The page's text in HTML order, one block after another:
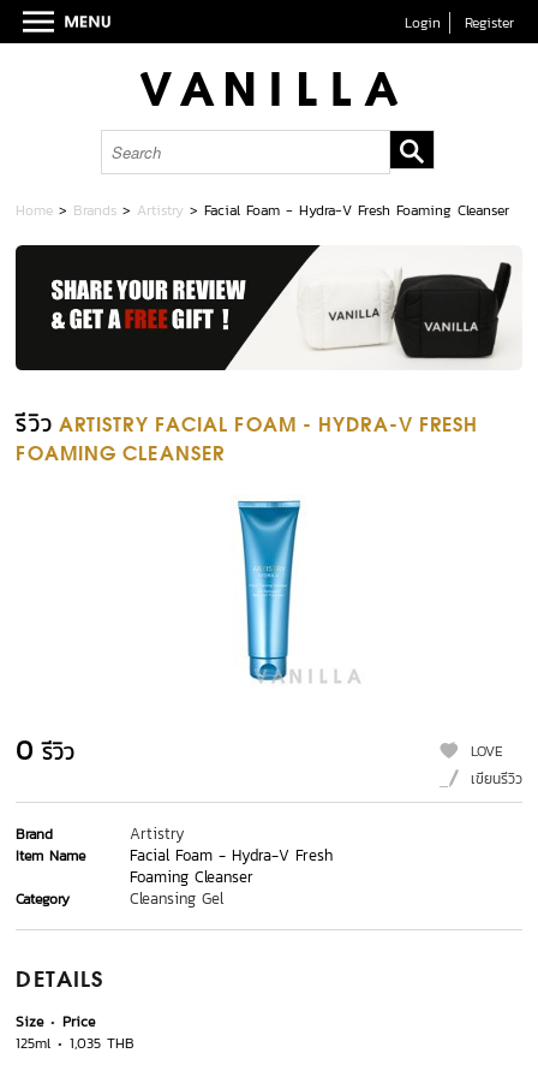
Login Register
Home > Brands > Artistry >Facial Foam - Hydra-V Fresh Foaming Cleanser
รีวิว ARTISTRY FACIAL FOAM - HYDRA-V FRESH
FOAMING CLEANSER
0 รีวิว
LOVE
เขียนรีวิว
Brand Artistry
Item Name
Facial Foam - Hydra-V Fresh
Foaming Cleanser
Category Cleansing Gel
DETAILS
Size
Price
125ml
1,035 THB